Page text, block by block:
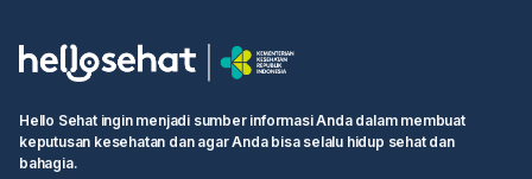
Hello Sehat ingin menjadi sumber informasi Anda dalam membuat
keputusan kesehatan dan agar Anda bisa selalu hidup sehat dan
bahagia.